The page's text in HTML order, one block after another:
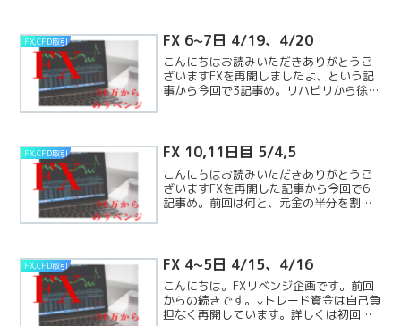
事、FXを再開）FXReadMore...
FX,CFD取引 FX 6~7日 4/19、4/20
こんにちはお読みいただきありがとうご
ざいますFXを再開しましたよ、という記
事から今回で3記事め。リハビリから徐々
く、元手はタダです！ReadMore...
FX,CFD取引 FX 10,11日目 5/4,5
こんにちはお読みいただきありがとうご
ざいますFXを再開した記事から今回で6
記事め。前回は何と、元金の半分を割っ
事、FXを再開）FXReadMore...
FX,CFD取引 FX 4~5日 4/15、4/16
こんにちは。FXリベンジ企画です。前回
からの続きです。↓トレード資金は自己負
担なく再開しています。詳しくは初回の